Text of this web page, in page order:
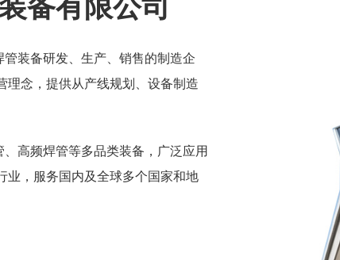
装备研发、生产、销售的制造企
理念，提供从产线规划、设备制造
高频焊管等多品类装备，广泛应用
业，服务国内及全球多个国家和地